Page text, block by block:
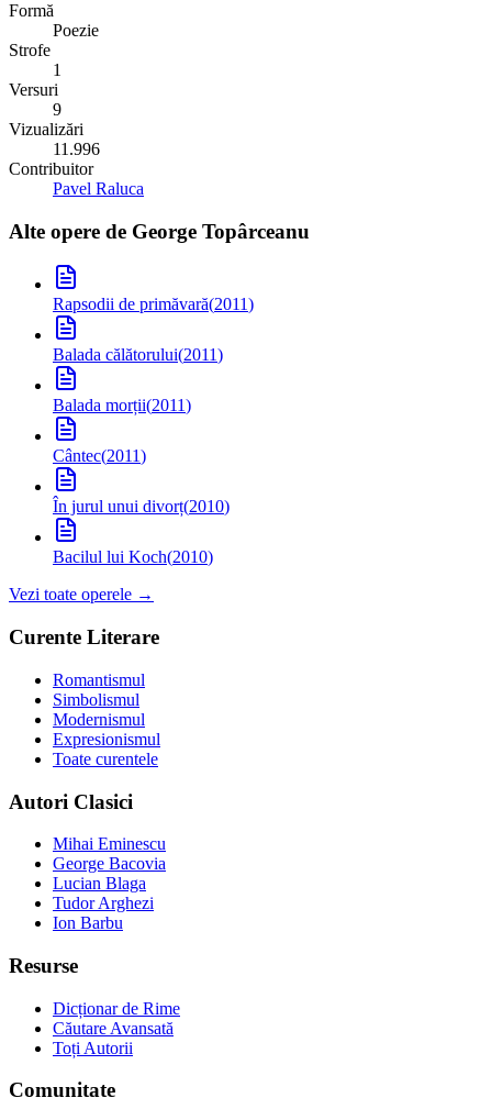
Formă
Poezie
Strofe
1
Versuri
9
Vizualizări
11.996
Contribuitor
Pavel Raluca
Alte opere de George Topârceanu
Rapsodii de primăvară(2011)
Balada călătorului(2011)
Balada morții(2011)
Cântec(2011)
În jurul unui divorț(2010)
Bacilul lui Koch(2010)
Vezi toate operele →
Curente Literare
Romantismul
Simbolismul
Modernismul
Expresionismul
Toate curentele
Autori Clasici
Mihai Eminescu
George Bacovia
Lucian Blaga
Tudor Arghezi
Ion Barbu
Resurse
Dicționar de Rime
Căutare Avansată
Toți Autorii
Comunitate